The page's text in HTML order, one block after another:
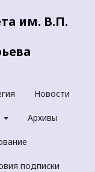
им. В.П.
Новости
Архивы
подписки